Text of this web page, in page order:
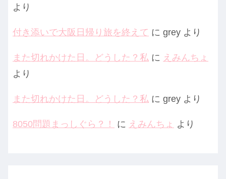
より
付き添いで大阪日帰り旅を終えて に grey より
また切れかけた日。どうした？私 に えみんちょ
より
また切れかけた日。どうした？私 に grey より
8050問題まっしぐら？！ に えみんちょ より